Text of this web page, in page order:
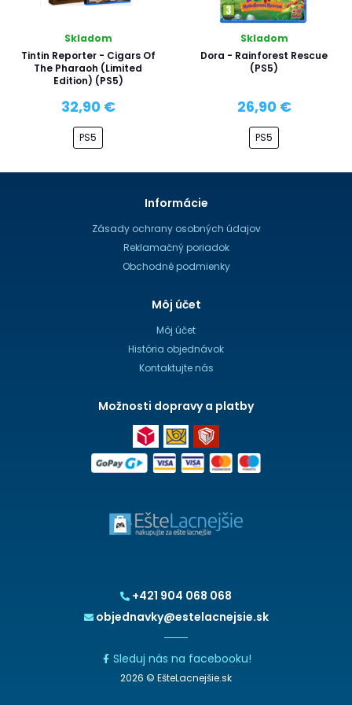
Skladom
Tintin Reporter - Cigars Of
The Pharaoh (Limited
Edition) (PS5)
32,90 €
PS5
Skladom
Dora - Rainforest Rescue
(PS5)
26,90 €
PS5
+421 904 068 068
objednavky@estelacnejsie.sk
Sleduj nás na facebooku!
2026 © EšteLacnejšie.sk
Informácie
Zásady ochrany osobných údajov
Reklamačný poriadok
Obchodné podmienky
Môj účet
Môj účet
História objednávok
Kontaktujte nás
Možnosti dopravy a platby